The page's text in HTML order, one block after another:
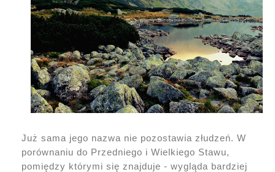
Już sama jego nazwa nie pozostawia złudzeń. W
porównaniu do Przedniego i Wielkiego Stawu,
pomiędzy którymi się znajduje - wygląda bardziej